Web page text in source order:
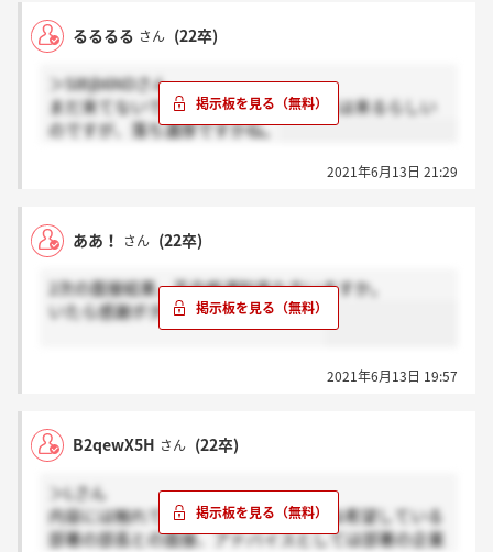
るるるる さん (22卒)
＞S8tjb6NDさん
まだ来てないです。。。6月18日までには来るらしい
のですが、落ち濃厚ですかね。
2021年6月13日 21:29
ああ！ さん (22卒)
2次の面接結果、不合格通知来た方いますか。
いたら感謝ボタンお願いします....(泣)
2021年6月13日 19:57
B2qewX5H さん (22卒)
＞Lさん
内容には触れていませんでしたが最終は希望している
部署の部長との面接、アドバイスとしては部署の企業